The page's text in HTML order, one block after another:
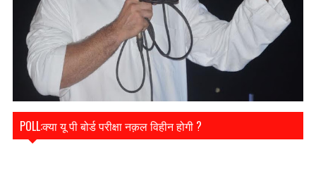
POLL:क्या यू पी बोर्ड परीक्षा नक़ल विहीन होगी ?